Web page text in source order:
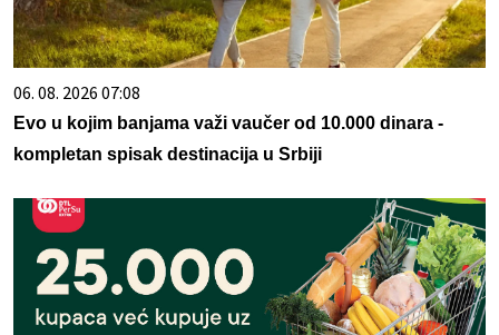
06. 08. 2026 07:08
Evo u kojim banjama važi vaučer od 10.000 dinara -
kompletan spisak destinacija u Srbiji